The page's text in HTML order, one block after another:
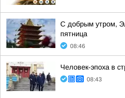
С добрым утром,
пятница
08:46
Человек-эпоха в
08:43